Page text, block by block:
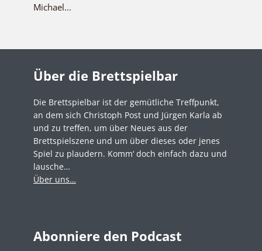
Michael...
Über die Brettspielbar
Die Brettspielbar ist der gemütliche Treffpunkt,
an dem sich Christoph Post und Jürgen Karla ab
und zu treffen, um über Neues aus der
Brettspielszene und um über dieses oder jenes
Spiel zu plaudern. Komm‘ doch einfach dazu und
lausche…
Über uns…
Abonniere den Podcast